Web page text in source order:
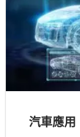
汽車應用